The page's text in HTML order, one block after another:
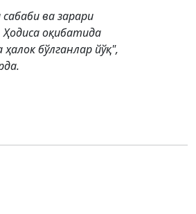
ва зарари
оқибатида
бўлганлар йўқ",